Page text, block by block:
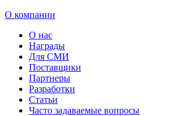
О компании
О нас
Награды
Для СМИ
Поставщики
Партнеры
Разработки
Статьи
Часто задаваемые вопросы